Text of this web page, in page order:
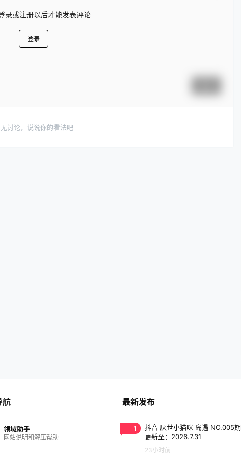
录或注册以后才能发表评论
登录
讨论，说说你的看法吧
航
领域助手
网站说明和解压帮助
最新发布
1
抖音 厌世小猫咪 岛遇 NO.005期
更新至：2026.7.31
23小时前